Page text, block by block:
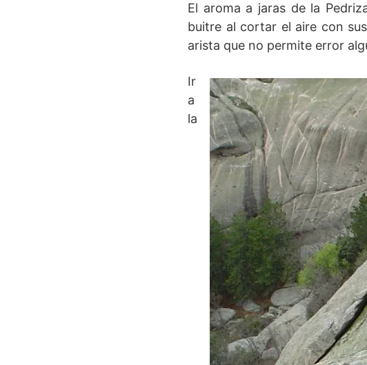
El aroma a jaras de la
buitre al cortar el aire con
arista que no permite error
Ir
a
la